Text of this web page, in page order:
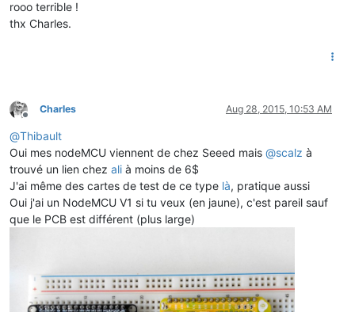
rooo terrible !
thx Charles.
Offline
Charles Aug 28, 2015, 10:53 AM
@Thibault
Oui mes nodeMCU viennent de chez Seeed mais @scalz à
trouvé un lien chez ali à moins de 6$
J'ai même des cartes de test de ce type là, pratique aussi
Oui j'ai un NodeMCU V1 si tu veux (en jaune), c'est pareil sauf
que le PCB est différent (plus large)